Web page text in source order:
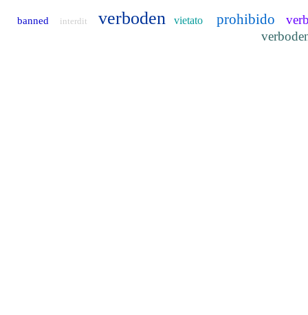
banned interdit verboden vietato prohibido